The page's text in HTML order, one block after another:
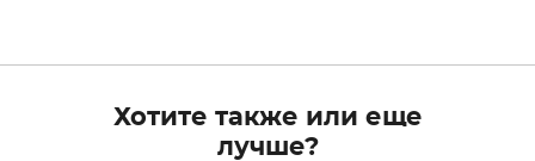
Хотите также или еще
лучше?